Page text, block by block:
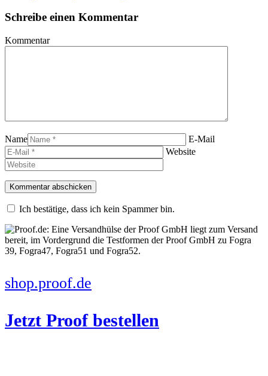
Schreibe einen Kommentar
Kommentar
Name
E-Mail
Website
Ich bestätige, dass ich kein Spammer bin.
shop.proof.de
Jetzt Proof bestellen